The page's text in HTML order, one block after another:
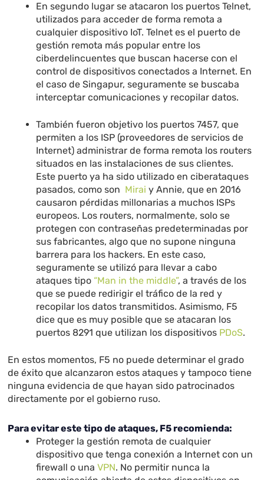
En segundo lugar se atacaron los puertos Telnet,
utilizados para acceder de forma remota a
cualquier dispositivo IoT. Telnet es el puerto de
gestión remota más popular entre los
ciberdelincuentes que buscan hacerse con el
control de dispositivos conectados a Internet. En
el caso de Singapur, seguramente se buscaba
interceptar comunicaciones y recopilar datos.
También fueron objetivo los puertos 7457, que
permiten a los ISP (proveedores de servicios de
Internet) administrar de forma remota los routers
situados en las instalaciones de sus clientes.
Este puerto ya ha sido utilizado en ciberataques
pasados, como son Mirai y Annie, que en 2016
causaron pérdidas millonarias a muchos ISPs
europeos. Los routers, normalmente, solo se
protegen con contraseñas predeterminadas por
sus fabricantes, algo que no supone ninguna
barrera para los hackers. En este caso,
seguramente se utilizó para llevar a cabo
ataques tipo “Man in the middle”, a través de los
que se puede redirigir el tráfico de la red y
recopilar los datos transmitidos. Asimismo, F5
dice que es muy posible que se atacaran los
puertos 8291 que utilizan los dispositivos PDoS.
En estos momentos, F5 no puede determinar el grado
de éxito que alcanzaron estos ataques y tampoco tiene
ninguna evidencia de que hayan sido patrocinados
directamente por el gobierno ruso.
Para evitar este tipo de ataques, F5 recomienda:
Proteger la gestión remota de cualquier
dispositivo que tenga conexión a Internet con un
firewall o unaVPN. No permitir nunca la